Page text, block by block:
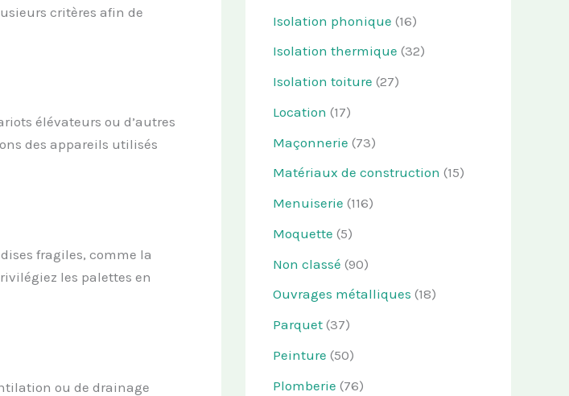
critères afin de
élévateurs ou d’autres
des appareils utilisés
fragiles, comme la
les palettes en
ou de drainage
Isolation phonique (16)
Isolation thermique (32)
Isolation toiture (27)
Location (17)
Maçonnerie (73)
Matériaux de construction (15)
Menuiserie (116)
Moquette (5)
Non classé (90)
Ouvrages métalliques (18)
Parquet (37)
Peinture (50)
Plomberie (76)